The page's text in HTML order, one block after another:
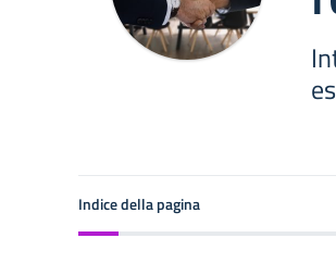
Indice della pagina